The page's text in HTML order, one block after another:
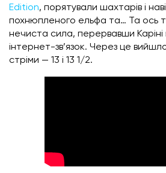
Edition, порятували шахтарів і
похнюпленого ельфа та… Та ось
нечиста сила, перервавши Каріні
інтернет-зв’язок. Через це
стріми — 13 і 13 1/2.